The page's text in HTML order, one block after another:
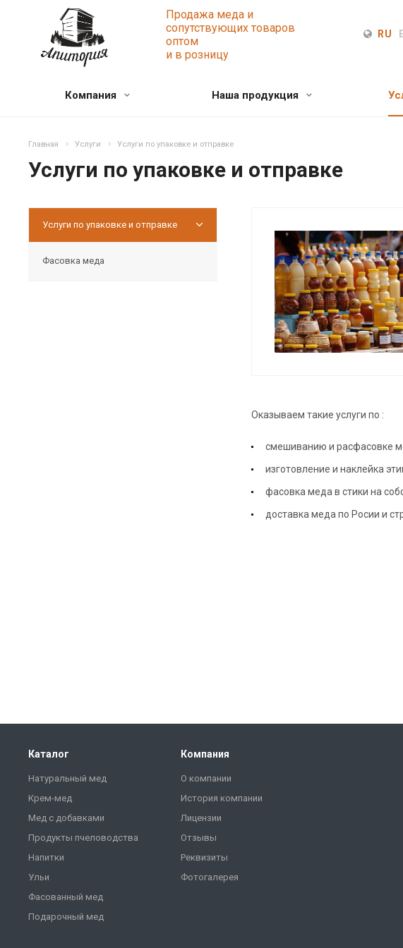
Продажа меда и
сопутствующих товаров
оптом
и в розницу
RU
Компания Наша продукция
Главная Услуги Услуги по упаковке и отправке
Услуги по упаковке и отправке
Оказываем такие услуги по :
смешиванию и расфасовке
изготовление и наклейка
фасовка меда в стики на
доставка меда по Росии и
Услуги по упаковке и отправке
Фасовка меда
Каталог
Натуральный мед
Крем-мед
Мед с добавками
Продукты пчеловодства
Напитки
Ульи
Фасованный мед
Подарочный мед
Компания
О компании
История компании
Лицензии
Отзывы
Реквизиты
Фотогалерея